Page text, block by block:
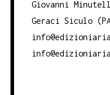
Giovanni
Geraci Siculo